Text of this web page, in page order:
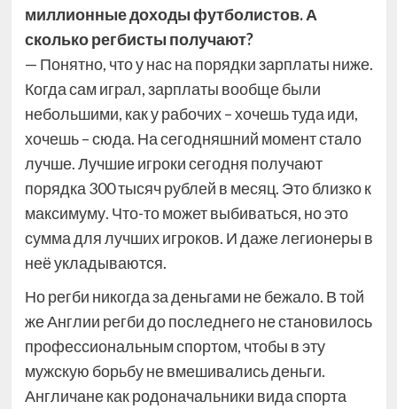
миллионные доходы футболистов. А
сколько регбисты получают?
— Понятно, что у нас на порядки зарплаты ниже.
Когда сам играл, зарплаты вообще были
небольшими, как у рабочих – хочешь туда иди,
хочешь – сюда. На сегодняшний момент стало
лучше. Лучшие игроки сегодня получают
порядка 300 тысяч рублей в месяц. Это близко к
максимуму. Что-то может выбиваться, но это
сумма для лучших игроков. И даже легионеры в
неё укладываются.
Но регби никогда за деньгами не бежало. В той
же Англии регби до последнего не становилось
профессиональным спортом, чтобы в эту
мужскую борьбу не вмешивались деньги.
Англичане как родоначальники вида спорта